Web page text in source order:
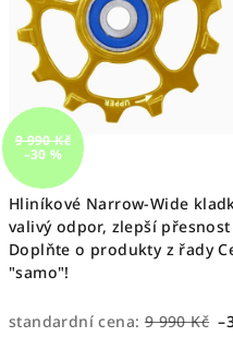
Hliníkové Narrow-Wide
valivý odpor, zlepší
Doplňte o produkty z řady
"samo"!
standardní cena: 9 990 Kč
9 990 Kč
–30 %